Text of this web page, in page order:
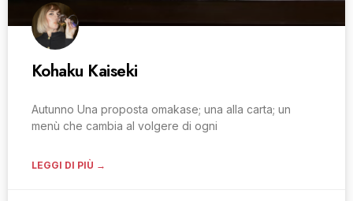
Kohaku Kaiseki
Autunno Una proposta omakase; una alla carta; un
menù che cambia al volgere di ogni
LEGGI DI PIÙ →